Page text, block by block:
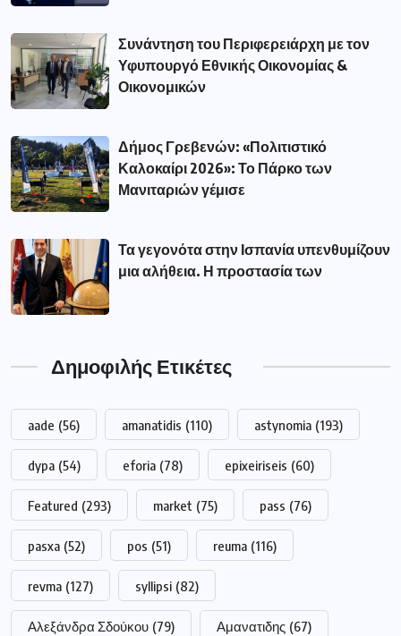
Συνάντηση του Περιφερειάρχη με τον
Υφυπουργό Εθνικής Οικονομίας &
Οικονομικών
Δήμος Γρεβενών: «Πολιτιστικό
Καλοκαίρι 2026»: Το Πάρκο των
Μανιταριών γέμισε
Τα γεγονότα στην Ισπανία υπενθυμίζουν
μια αλήθεια. Η προστασία των
Δημοφιλής Ετικέτες
aade (56) amanatidis (110) astynomia (193)
dypa (54) eforia (78) epixeiriseis (60)
Featured (293) market (75) pass (76)
pasxa (52) pos (51) reuma (116)
revma (127) syllipsi (82)
Αλεξάνδρα Σδούκου (79) Αμανατιδης (67)